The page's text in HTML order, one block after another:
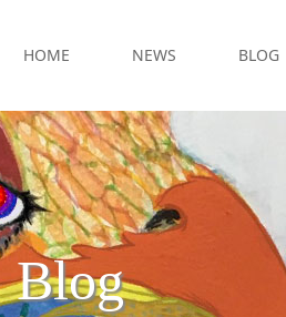
HOME NEWS BLOG
Blog